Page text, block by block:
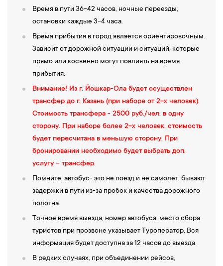
Время в пути 36-42 часов, ночные переезды,
остановки каждые 3-4 часа.
Время прибытия в город является ориентировочным.
Зависит от дорожной ситуации и ситуаций, которые
прямо или косвенно могут повлиять на время
прибытия.
Внимание! Из г. Йошкар-Ола будет осуществлен
трансфер до г. Казань (при наборе от 2-х человек).
Стоимость трансфера - 2500 руб./чел. в одну
сторону. При наборе более 2-х человек, стоимость
будет пересчитана в меньшую сторону. При
бронировании необходимо будет выбрать доп.
услугу – трансфер.
Помните, автобус- это не поезд и не самолет, бывают
задержки в пути из-за пробок и качества дорожного
полотна.
Точное время выезда, номер автобуса, место сбора
туристов при прозвоне указывает Туроператор. Вся
информация будет доступна за 12 часов до выезда.
В редких случаях, при объединении рейсов,